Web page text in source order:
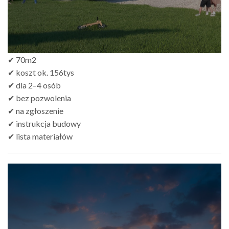
✔ 70m2
✔ koszt ok. 156tys
✔ dla 2–4 osób
✔ bez pozwolenia
✔ na zgłoszenie
✔ instrukcja budowy
✔ lista materiałów